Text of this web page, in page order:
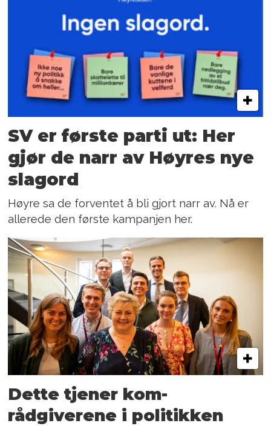
SV er første parti ut: Her
gjør de narr av Høyres nye
slagord
Høyre sa de forventet å bli gjort narr av. Nå er
allerede den første kampanjen her.
Dette tjener kom-
rådgiverene i politikken